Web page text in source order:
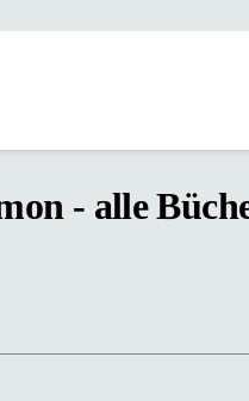
- alle